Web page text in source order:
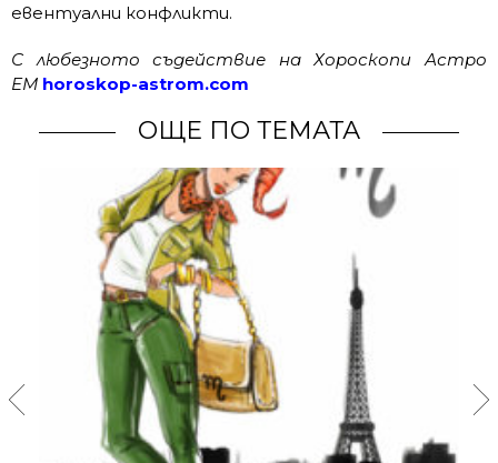
евентуални конфликти.
С любезното съдействие на Хороскопи Астро
ЕМ horoskop-astrom.com
ОЩЕ ПО ТЕМАТА